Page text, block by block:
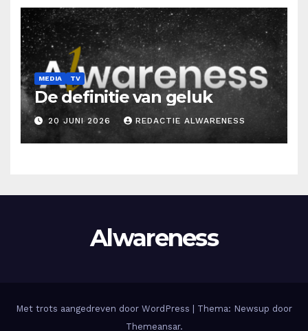
MEDIA TV
De definitie van geluk
20 JUNI 2026 REDACTIE ALWARENESS
Alwareness
Met trots aangedreven door WordPress
Thema: Newsup door
Themeansar.